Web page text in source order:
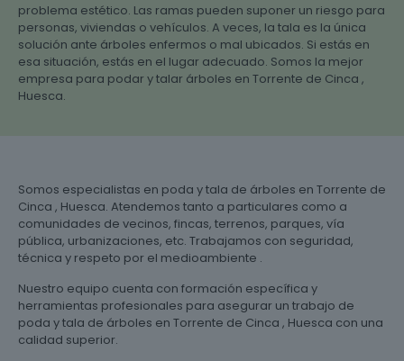
problema estético. Las ramas pueden suponer un riesgo para
personas, viviendas o vehículos. A veces, la tala es la única
solución ante árboles enfermos o mal ubicados. Si estás en
esa situación, estás en el lugar adecuado. Somos la mejor
empresa para podar y talar árboles en Torrente de Cinca ,
Huesca.
Somos especialistas en poda y tala de árboles en Torrente de
Cinca , Huesca. Atendemos tanto a particulares como a
comunidades de vecinos, fincas, terrenos, parques, vía
pública, urbanizaciones, etc. Trabajamos con seguridad,
técnica y respeto por el medioambiente .
Nuestro equipo cuenta con formación específica y
herramientas profesionales para asegurar un trabajo de
poda y tala de árboles en Torrente de Cinca , Huesca con una
calidad superior.